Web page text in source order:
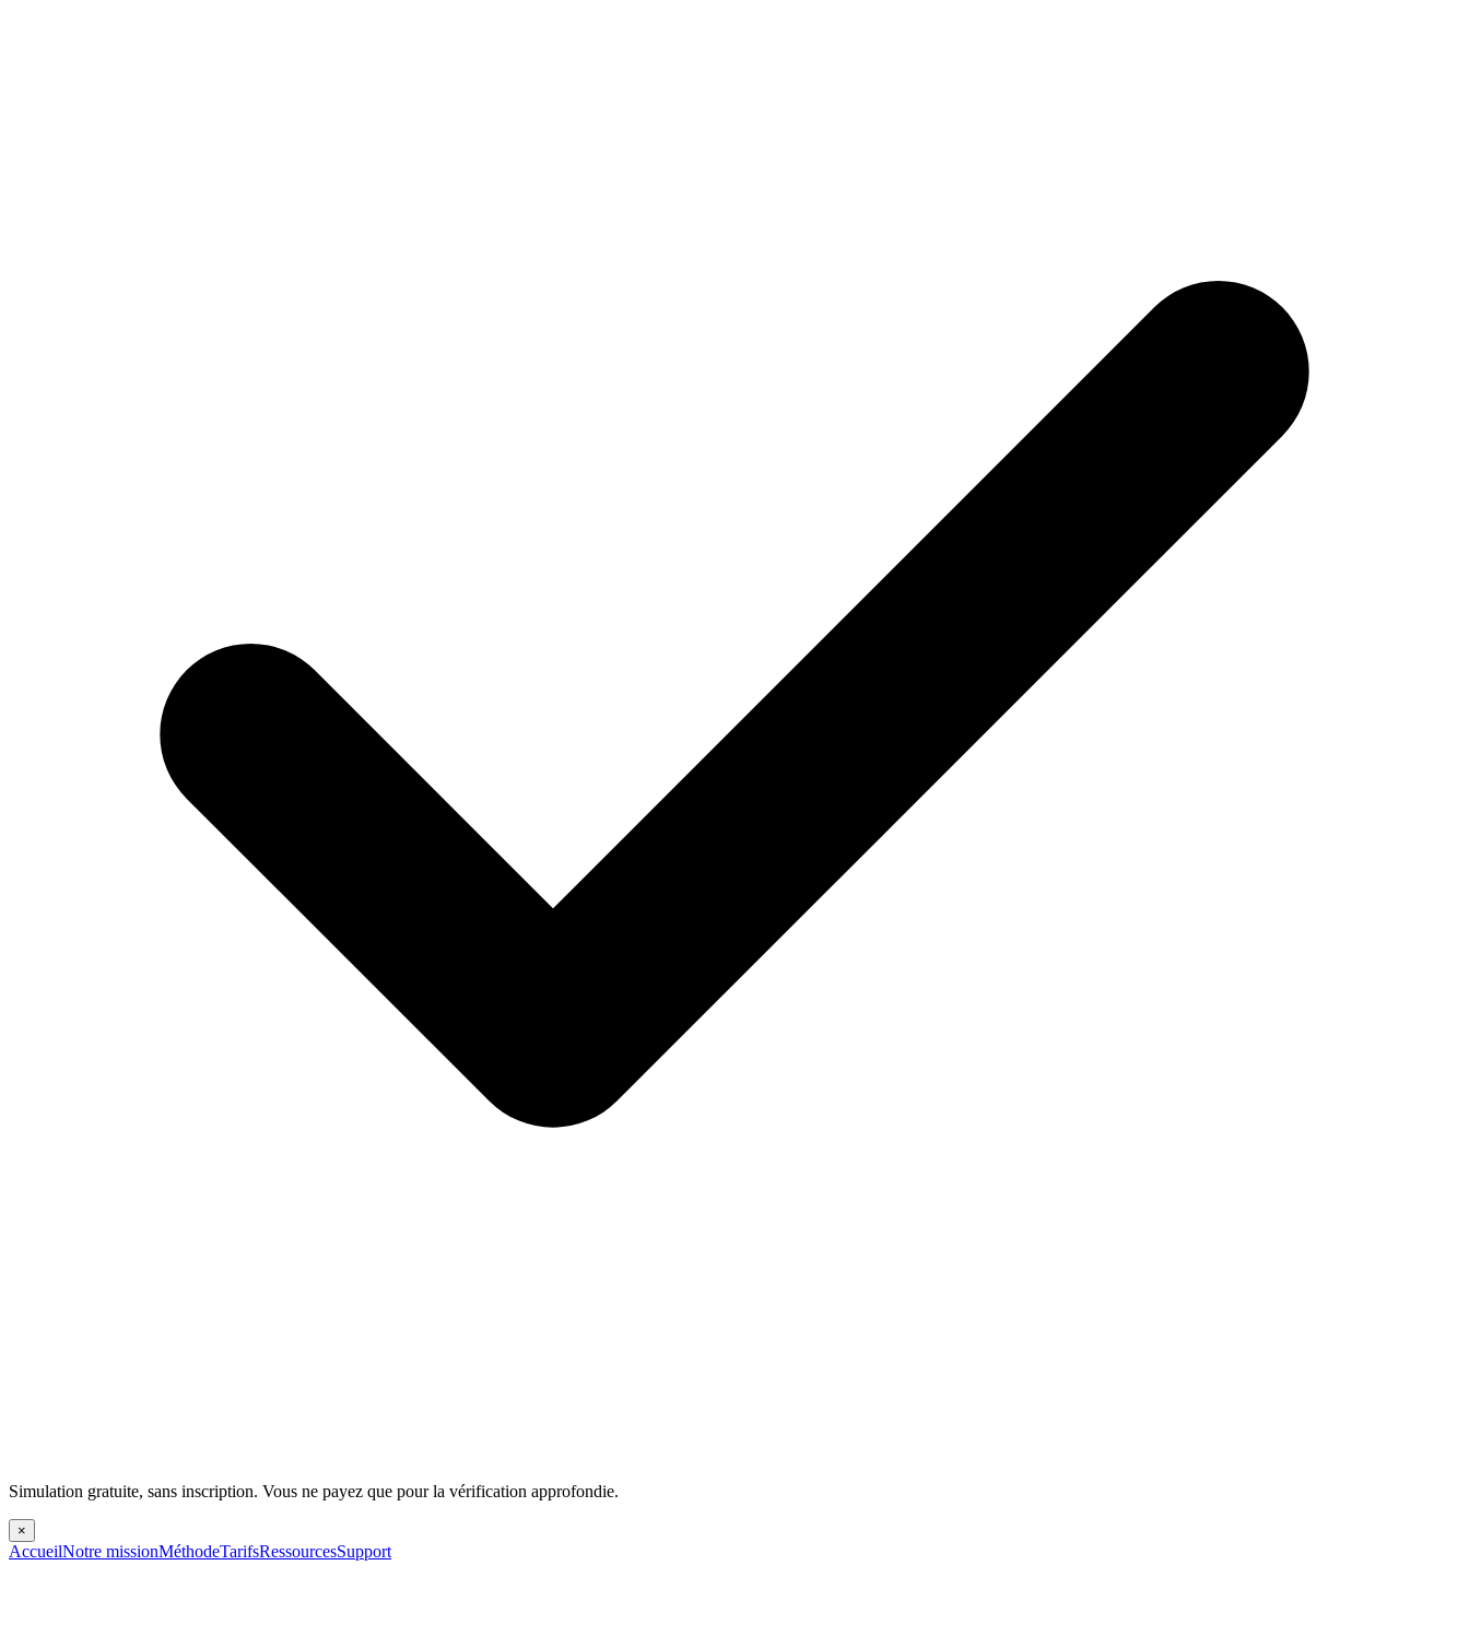
Simulation gratuite, sans inscription. Vous ne payez que pour la vérification approfondie.
×
AccueilNotre missionMéthodeTarifsRessourcesSupport